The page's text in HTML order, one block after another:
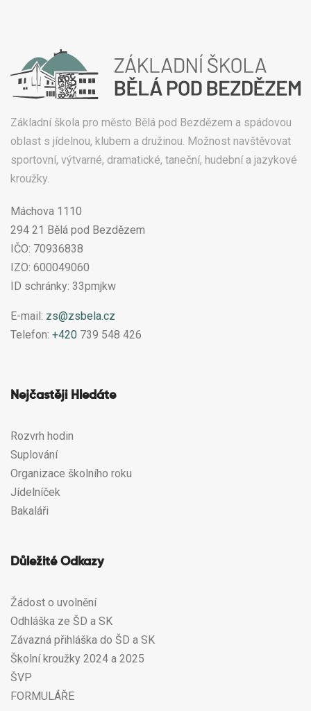
Základní škola pro město Bělá pod Bezdězem a spádovou
oblast s jídelnou, klubem a družinou. Možnost navštěvovat
sportovní, výtvarné, dramatické, taneční, hudební a jazykové
kroužky.
Máchova 1110
294 21 Bělá pod Bezdězem
IČO: 70936838
IZO: 600049060
ID schránky: 33pmjkw
E-mail: zs@zsbela.cz
Telefon: +420 739 548 426
Nejčastěji Hledáte
Rozvrh hodin
Suplování
Organizace školního roku
Jídelníček
Bakaláři
Důležité Odkazy
Žádost o uvolnění
Odhláška ze ŠD a SK
Závazná přihláška do ŠD a SK
Školní kroužky 2024 a 2025
ŠVP
FORMULÁŘE